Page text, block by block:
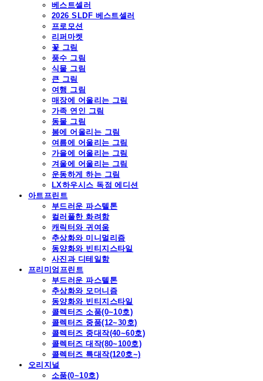
베스트셀러
2026 SLDF 베스트셀러
프로모션
리퍼마켓
꽃 그림
풍수 그림
식물 그림
큰 그림
여행 그림
매장에 어울리는 그림
가족 연인 그림
동물 그림
봄에 어울리는 그림
여름에 어울리는 그림
가을에 어울리는 그림
겨울에 어울리는 그림
운동하게 하는 그림
LX하우시스 독점 에디션
아트프린트
부드러운 파스텔톤
컬러풀한 화려함
캐릭터와 귀여움
추상화와 미니멀리즘
동양화와 빈티지스타일
사진과 디테일함
프리미엄프린트
부드러운 파스텔톤
추상화와 모더니즘
동양화와 빈티지스타일
콜렉터즈 소품(0~10호)
콜렉터즈 중품(12~30호)
콜렉터즈 중대작(40~60호)
콜렉터즈 대작(80~100호)
콜렉터즈 특대작(120호~)
오리지널
소품(0~10호)